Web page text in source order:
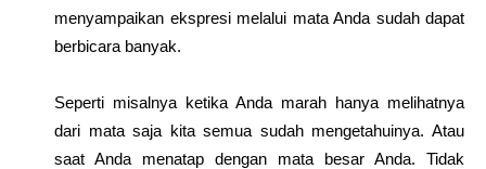
menyampaikan ekspresi melalui mata Anda sudah dapat
berbicara banyak.
Seperti misalnya ketika Anda marah hanya melihatnya
dari mata saja kita semua sudah mengetahuinya. Atau
saat Anda menatap dengan mata besar Anda. Tidak